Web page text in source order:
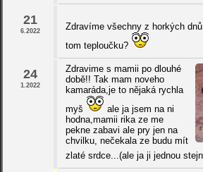
21
6.2022 Zdravíme všechny z horkých dnů
tom teploučku?
24
1.2022
Zdravime s mamii po dlouhé
době!! Tak mam noveho
kamaráda,je to nějaká rychla
myš
ale ja jsem na ni
hodna,mamii rika ze me
pekne zabavi ale pry jen na
chvilku, nečekala ze budu mít
zlaté srdce...(ale ja ji jednou